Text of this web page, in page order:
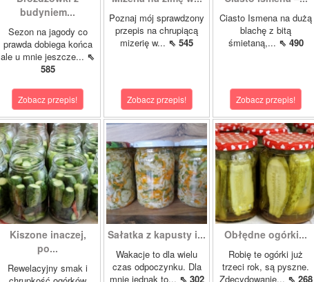
budyniem...
Sezon na jagody co
prawda dobiega końca
ale u mnie jeszcze... ⇖
585
Zobacz przepis!
Poznaj mój sprawdzony
przepis na chrupiącą
mizerię w... ⇖ 545
Zobacz przepis!
Ciasto Ismena na dużą
blachę z bitą
śmietaną,... ⇖ 490
Zobacz przepis!
Kiszone inaczej,
po...
Rewelacyjny smak i
Sałatka z kapusty i...
Wakacje to dla wielu
czas odpoczynku. Dla
mnie jednak to... ⇖ 302
Obłędne ogórki...
Robię te ogórki już
trzeci rok, są pyszne.
Zdecydowanie... ⇖ 268